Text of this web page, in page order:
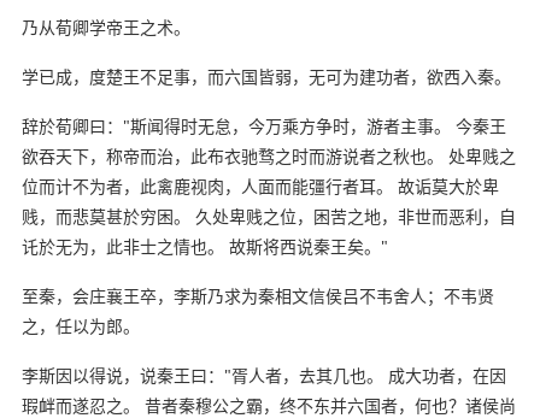
乃从荀卿学帝王之术。
学已成，度楚王不足事，而六国皆弱，无可为建功者，欲西入秦。
辞於荀卿曰："斯闻得时无怠，今万乘方争时，游者主事。 今秦王
欲吞天下，称帝而治，此布衣驰骛之时而游说者之秋也。 处卑贱之
位而计不为者，此禽鹿视肉，人面而能彊行者耳。 故诟莫大於卑
贱，而悲莫甚於穷困。 久处卑贱之位，困苦之地，非世而恶利，自
讬於无为，此非士之情也。 故斯将西说秦王矣。"
至秦，会庄襄王卒，李斯乃求为秦相文信侯吕不韦舍人；不韦贤
之，任以为郎。
李斯因以得说，说秦王曰："胥人者，去其几也。 成大功者，在因
瑕衅而遂忍之。 昔者秦穆公之霸，终不东并六国者，何也？诸侯尚